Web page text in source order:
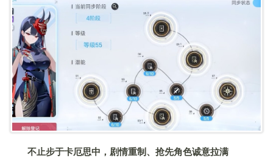
不止步于卡厄思中，剧情重制、抢先角色诚意拉满